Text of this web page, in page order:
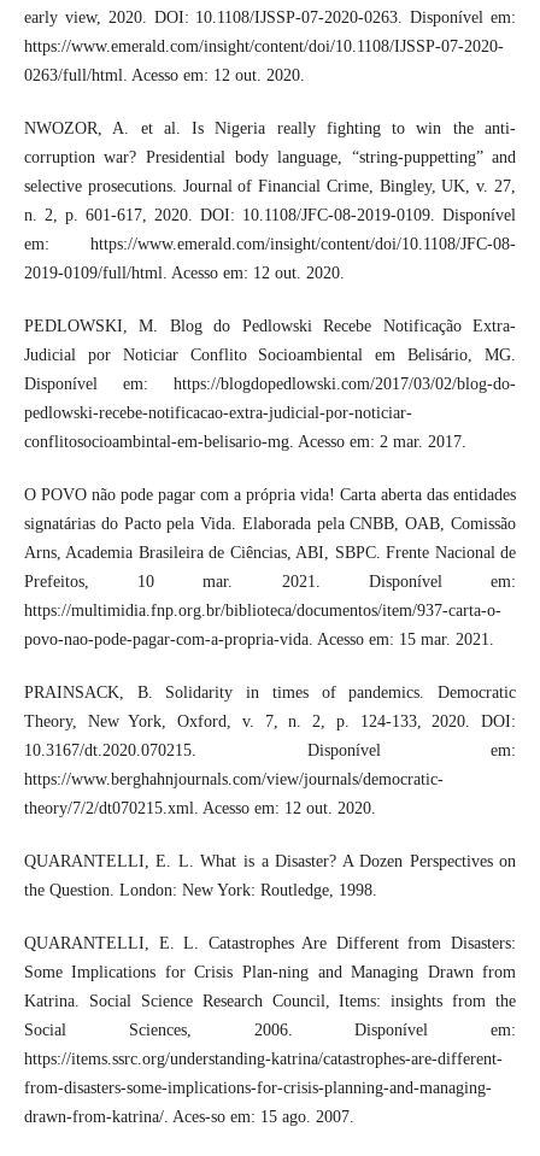
early view, 2020. DOI: 10.1108/IJSSP-07-2020-0263. Disponível em:
https://www.emerald.com/insight/content/doi/10.1108/IJSSP-07-2020-
0263/full/html. Acesso em: 12 out. 2020.
NWOZOR, A. et al. Is Nigeria really fighting to win the anti-
corruption war? Presidential body language, “string-puppetting” and
selective prosecutions. Journal of Financial Crime, Bingley, UK, v. 27,
n. 2, p. 601-617, 2020. DOI: 10.1108/JFC-08-2019-0109. Disponível
em: https://www.emerald.com/insight/content/doi/10.1108/JFC-08-
2019-0109/full/html. Acesso em: 12 out. 2020.
PEDLOWSKI, M. Blog do Pedlowski Recebe Notificação Extra-
Judicial por Noticiar Conflito Socioambiental em Belisário, MG.
Disponível em: https://blogdopedlowski.com/2017/03/02/blog-do-
pedlowski-recebe-notificacao-extra-judicial-por-noticiar-
conflitosocioambintal-em-belisario-mg. Acesso em: 2 mar. 2017.
O POVO não pode pagar com a própria vida! Carta aberta das entidades
signatárias do Pacto pela Vida. Elaborada pela CNBB, OAB, Comissão
Arns, Academia Brasileira de Ciências, ABI, SBPC. Frente Nacional de
Prefeitos, 10 mar. 2021. Disponível em:
https://multimidia.fnp.org.br/biblioteca/documentos/item/937-carta-o-
povo-nao-pode-pagar-com-a-propria-vida. Acesso em: 15 mar. 2021.
PRAINSACK, B. Solidarity in times of pandemics. Democratic
Theory, New York, Oxford, v. 7, n. 2, p. 124-133, 2020. DOI:
10.3167/dt.2020.070215. Disponível em:
https://www.berghahnjournals.com/view/journals/democratic-
theory/7/2/dt070215.xml. Acesso em: 12 out. 2020.
QUARANTELLI, E. L. What is a Disaster? A Dozen Perspectives on
the Question. London: New York: Routledge, 1998.
QUARANTELLI, E. L. Catastrophes Are Different from Disasters:
Some Implications for Crisis Plan-ning and Managing Drawn from
Katrina. Social Science Research Council, Items: insights from the
Social Sciences, 2006. Disponível em:
https://items.ssrc.org/understanding-katrina/catastrophes-are-different-
from-disasters-some-implications-for-crisis-planning-and-managing-
drawn-from-katrina/. Aces-so em: 15 ago. 2007.